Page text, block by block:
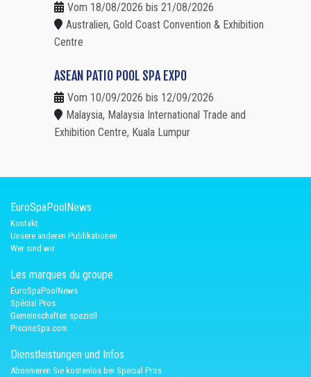
Vom 18/08/2026 bis 21/08/2026
Australien, Gold Coast Convention & Exhibition
Centre
ASEAN PATIO POOL SPA EXPO
Vom 10/09/2026 bis 12/09/2026
Malaysia, Malaysia International Trade and
Exhibition Centre, Kuala Lumpur
EuroSpaPoolNews
Kontakt
Unsere anderen Publikationen
Wer sind wir
Les marques du groupe
EuroSpaPoolNews
Spécial Pros
Gemeinschaften speziell
PiscineSpa.com
Dienstleistungen und Infos
Abonnieren Sie kostenlos bei Special Pros